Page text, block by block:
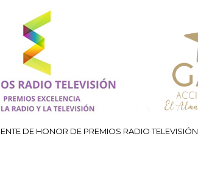
DE HONOR DE PREMIOS RADIO TELEVISIÓN